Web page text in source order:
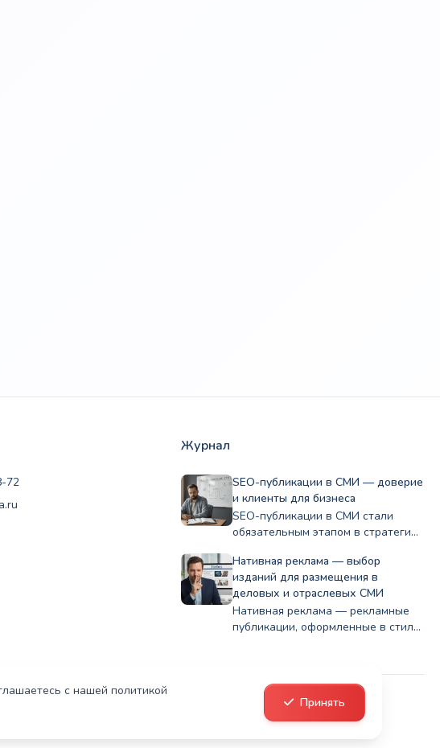
72
Журнал
SEO-публикации в СМИ — доверие
и клиенты для бизнеса
SEO-публикации в СМИ стали
обязательным этапом в стратегии
бизнесу…
Нативная реклама — выбор
изданий для размещения в
деловых и отраслевых СМИ
Нативная реклама — рекламные
публикации, оформленные в стиле
с нашей политикой
Принять